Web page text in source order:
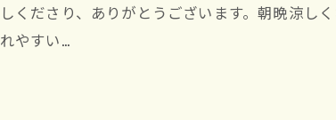
しくださり、ありがとうございます。朝晩涼し
れやすい…